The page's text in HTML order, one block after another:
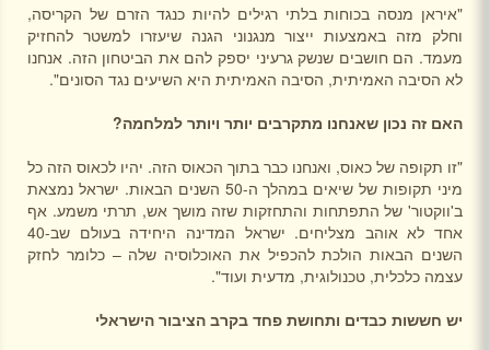
"איראן מנסה בכוחות בלתי רגילים להיות כנגד הזרם של הקריסה,
וחלק מזה באמצעות ייצור מנגנוני הגנה שיעזרו למשטר להחזיק
מעמד. הם חושבים שנשק גרעיני יספק להם את הביטחון הזה. אנחנו
לא הסיבה האמיתית, הסיבה האמיתית היא השיעים נגד הסונים".
האם זה נכון שאנחנו מתקרבים יותר ויותר למלחמה?
"זו תקופה של כאוס, ואנחנו כבר בתוך הכאוס הזה. יהיו לכאוס הזה כל
מיני תקופות של שיאים במהלך ה-50 השנים הבאות. ישראל נמצאת
ב'ווקטור' של התפתחות והתחזקות שזה מושך אש, תרתי משמע. אף
אחד לא אוהב מצליחים. ישראל המדינה היחידה בעולם שב-40
השנים הבאות הולכת להכפיל את האוכלוסיה שלה – כלומר לחזק
עצמה כלכלית, טכנולוגית, מדעית ועוד".
יש חששות כבדים ותחושת פחד בקרב הציבור הישראלי